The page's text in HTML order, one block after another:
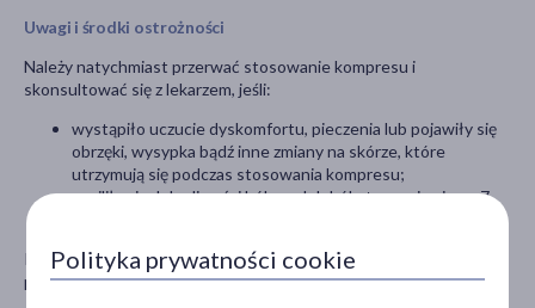
Uwagi i środki ostrożności
Należy natychmiast przerwać stosowanie kompresu i
skonsultować się z lekarzem, jeśli:
wystąpiło uczucie dyskomfortu, pieczenia lub pojawiły się
obrzęki, wysypka bądź inne zmiany na skórze, które
utrzymują się podczas stosowania kompresu;
nasiliły się dolegliwości bólowe lub ból utrzymuje się po 7
Każda komórka cieplna zawiera żelazo (ok. 2 gramów). W
przypadku połknięcia należy natychmiast zgłosić się do lekarza.
Polityka prywatności cookie